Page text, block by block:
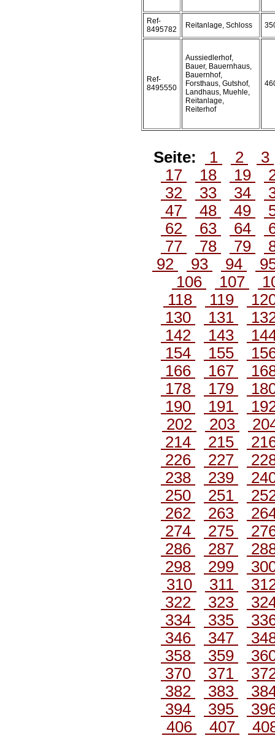
Ref-
8495782
Reitanlage, Schloss
Ref-
8495550
Aussiedlerhof,
Bauer, Bauernhaus,
Bauernhof,
Forsthaus, Gutshof,
Landhaus, Muehle,
Reitanlage,
Reiterhof
Seite: 1 2
3
17
18 19
32
33 34
47
48 49
62
63 64
77
78 79
92
93 94
106
107
118
119
130
131
142
143
154
155
166
167
178
179
190
191
202
203
214
215
226
227
238
239
250
251
262
263
274
275
286
287
298
299
310
311
322
323
334
335
346
347
358
359
370
371
382
383
394
395
406
407